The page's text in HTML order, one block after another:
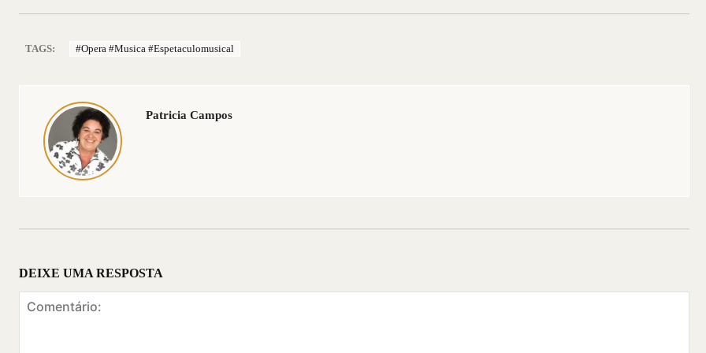
TAGS: #opera #musica #espetaculomusical
Patricia Campos
DEIXE UMA RESPOSTA